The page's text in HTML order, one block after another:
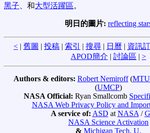
黑子 、和大型活躍區。
明日的圖片: reflecting
< | 舊圖 | 投稿 | 索引 | 搜尋 | 日曆 | 資訊
APOD簡介 | 討論區 | >
Authors & editors: Robert Nemiroff(MTU
(UMCP)
NASA Official: Ryan Smallcomb
NASA Web Privacy Policy and
A service of: ASD at NASA /
NASA Science Activation
& Michigan Tech. U.